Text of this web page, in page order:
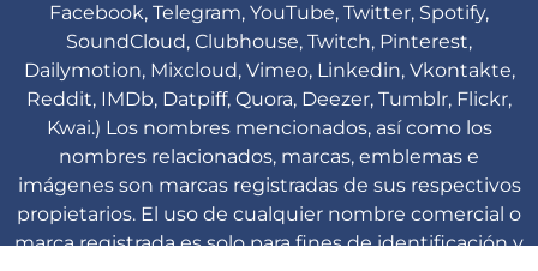
Facebook, Telegram, YouTube, Twitter, Spotify,
SoundCloud, Clubhouse, Twitch, Pinterest,
Dailymotion, Mixcloud, Vimeo, Linkedin, Vkontakte,
Reddit, IMDb, Datpiff, Quora, Deezer, Tumblr, Flickr,
Kwai.) Los nombres mencionados, así como los
nombres relacionados, marcas, emblemas e
imágenes son marcas registradas de sus respectivos
propietarios. El uso de cualquier nombre comercial o
marca registrada es solo para fines de identificación y